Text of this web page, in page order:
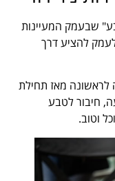
שבעמק המעיינות
לעמק להציע דרך
לראשונה מאז תחילת
רגיעה, חיבור לטבע
וטוב.